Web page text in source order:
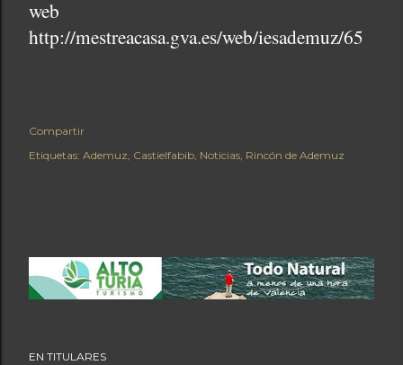
web
http://mestreacasa.gva.es/web/iesademuz/65
Compartir
Etiquetas: Ademuz Castielfabib Noticias Rincón de Ademuz
EN TITULARES